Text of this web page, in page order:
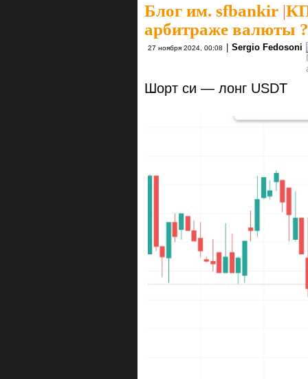
Блог им. sfbankir |
арбитраже валюты
27 ноября 2024, 00:08 | Sergio Fedosoni
Шорт си — лонг USDT